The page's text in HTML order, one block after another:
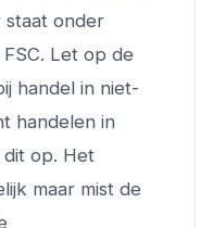
staat onder
Let op de
handel in niet-
handelen in
dit op. Het
maar mist de